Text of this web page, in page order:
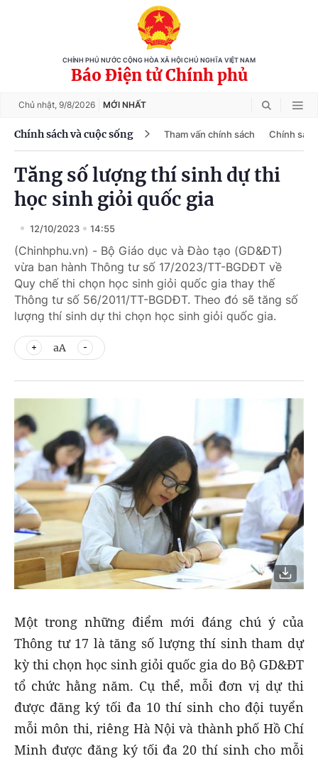
CHÍNH PHỦ NƯỚC CỘNG HÒA XÃ HỘI CHỦ NGHĨA VIỆT NAM
Báo Điện tử Chính phủ
Chủ nhật, 9/8/2026 MỚI NHẤT
Chính sách và cuộc sống Tham vấn chính sách Chính
Tăng số lượng thí sinh dự thi
học sinh giỏi quốc gia
12/10/2023 14:55
(Chinhphu.vn) - Bộ Giáo dục và Đào tạo (GD&ĐT)
vừa ban hành Thông tư số 17/2023/TT-BGDĐT về
Quy chế thi chọn học sinh giỏi quốc gia thay thế
Thông tư số 56/2011/TT-BGDĐT. Theo đó sẽ tăng số
lượng thí sinh dự thi chọn học sinh giỏi quốc gia.
aA
Một trong những điểm mới đáng chú ý của
Thông tư 17 là tăng số lượng thí sinh tham dự
kỳ thi chọn học sinh giỏi quốc gia do Bộ GD&ĐT
tổ chức hằng năm. Cụ thể, mỗi đơn vị dự thi
được đăng ký tối đa 10 thí sinh cho đội tuyển
mỗi môn thi, riêng Hà Nội và thành phố Hồ Chí
Minh được đăng ký tối đa 20 thí sinh cho mỗi